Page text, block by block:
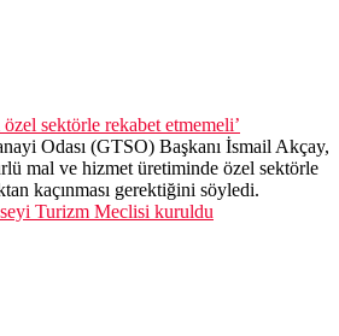
sektörle rekabet etmemeli’
Odası (GTSO) Başkanı İsmail Akçay,
mal ve hizmet üretiminde özel sektörle
kaçınması gerektiğini söyledi.